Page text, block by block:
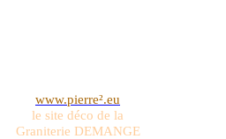
www.pierre².eu
le site déco de la
Graniterie DEMANGE